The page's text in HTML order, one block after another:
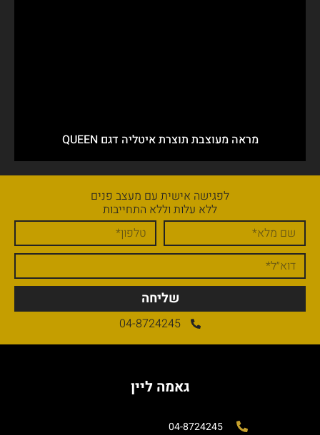
מראה מעוצבת תוצרת איטליה דגם QUEEN
לפגישה אישית עם מעצב פנים
ללא עלות וללא התחייבות
שליחה
04-8724245
גאמה ליין
04-8724245